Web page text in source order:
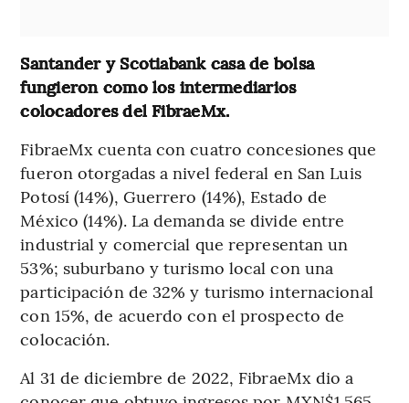
Santander y Scotiabank casa de bolsa
fungieron como los intermediarios
colocadores del FibraeMx.
FibraeMx cuenta con cuatro concesiones que
fueron otorgadas a nivel federal en San Luis
Potosí (14%), Guerrero (14%), Estado de
México (14%). La demanda se divide entre
industrial y comercial que representan un
53%; suburbano y turismo local con una
participación de 32% y turismo internacional
con 15%, de acuerdo con el prospecto de
colocación.
Al 31 de diciembre de 2022, FibraeMx dio a